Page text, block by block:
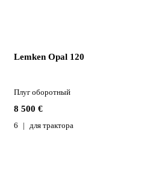
Lemken Opal 120
8 500 €
Плуг оборотный
6 для трактора